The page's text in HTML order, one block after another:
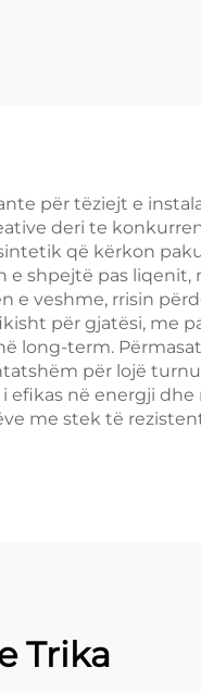
për tëziejt e
deri te
që kërkon
shpejtë pas
e veshme, rrisin
për gjatësi, me
long-term.
për lojë
në energji
me stek të
Trika